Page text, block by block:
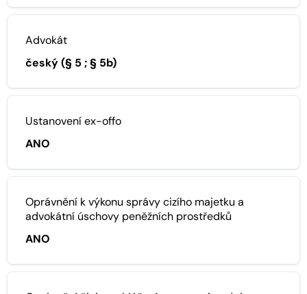
Advokát
český (§ 5 ; § 5b)
Ustanovení ex-offo
ANO
Oprávnění k výkonu správy cizího majetku a
advokátní úschovy peněžních prostředků
ANO